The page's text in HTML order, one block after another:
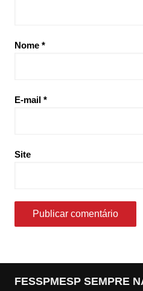
Nome *
E-mail *
Site
FESSPMESP SEMPRE